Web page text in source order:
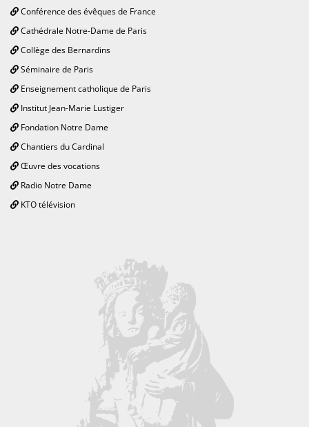
Conférence des évêques de France
Cathédrale Notre-Dame de Paris
Collège des Bernardins
Séminaire de Paris
Enseignement catholique de Paris
Institut Jean-Marie Lustiger
Fondation Notre Dame
Chantiers du Cardinal
Œuvre des vocations
Radio Notre Dame
KTO télévision